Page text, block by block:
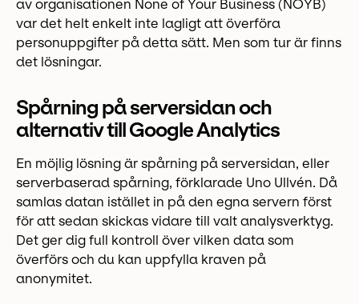
av organisationen None of Your Business (NOYB)
var det helt enkelt inte lagligt att överföra
personuppgifter på detta sätt. Men som tur är finns
det lösningar.
Spårning på serversidan och
alternativ till Google Analytics
En möjlig lösning är spårning på serversidan, eller
serverbaserad spårning, förklarade Uno Ullvén. Då
samlas datan istället in på den egna servern först
för att sedan skickas vidare till valt analysverktyg.
Det ger dig full kontroll över vilken data som
överförs och du kan uppfylla kraven på
anonymitet.